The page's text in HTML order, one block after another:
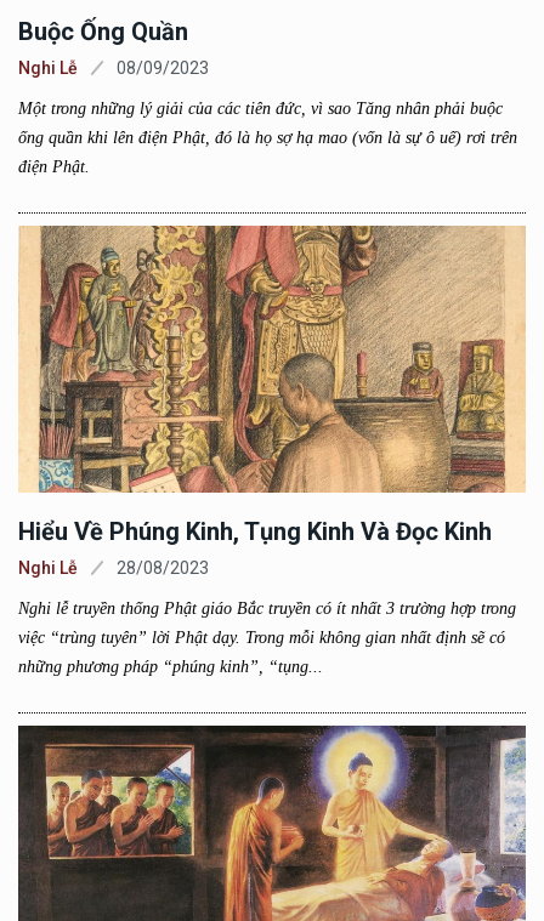
Buộc Ống Quần
Nghi Lễ 08/09/2023
Một trong những lý giải của các tiên đức, vì sao Tăng nhân phải buộc
ống quần khi lên điện Phật, đó là họ sợ hạ mao (vốn là sự ô uế) rơi trên
điện Phật.
Hiểu Về Phúng Kinh, Tụng Kinh Và Đọc Kinh
Nghi Lễ 28/08/2023
Nghi lễ truyền thống Phật giáo Bắc truyền có ít nhất 3 trường hợp trong
việc “trùng tuyên” lời Phật dạy. Trong mỗi không gian nhất định sẽ có
những phương pháp “phúng kinh”, “tụng...